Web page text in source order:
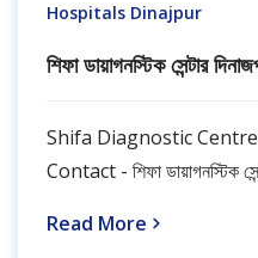
Hospitals Dinajpur
শিফা ডায়াগনস্টিক সেন্টার
Shifa Diagnostic
Contact - শিফা ডায়াগনস্টিক
Read More